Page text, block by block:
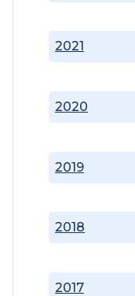
2017
2018
2019
2020
2021